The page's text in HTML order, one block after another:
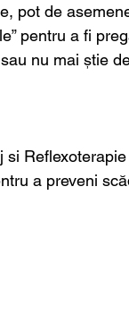
pot de
pentru a fi
nu mai știe
a preveni